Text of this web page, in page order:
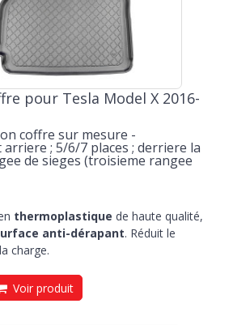
pour Tesla Model X 2016-
coffre sur mesure -
; 5/6/7 places ; derriere la
de sieges (troisieme rangee
thermoplastique de haute qualité,
anti-dérapant. Réduit le
charge.
Voir produit